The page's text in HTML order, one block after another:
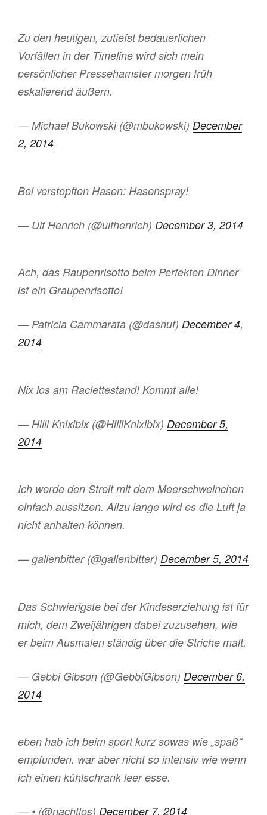
Zu den heutigen, zutiefst bedauerlichen
Vorfällen in der Timeline wird sich mein
persönlicher Pressehamster morgen früh
eskalierend äußern.
— Michael Bukowski (@mbukowski) December
2, 2014
Bei verstopften Hasen: Hasenspray!
— Ulf Henrich (@ulfhenrich) December 3, 2014
Ach, das Raupenrisotto beim Perfekten Dinner
ist ein Graupenrisotto!
— Patricia Cammarata (@dasnuf) December 4,
2014
Nix los am Raclettestand! Kommt alle!
— Hilli Knixibix (@HilliKnixibix) December 5,
2014
Ich werde den Streit mit dem Meerschweinchen
einfach aussitzen. Allzu lange wird es die Luft ja
nicht anhalten können.
— gallenbitter (@gallenbitter) December 5, 2014
Das Schwierigste bei der Kindeserziehung ist für
mich, dem Zweijährigen dabei zuzusehen, wie
er beim Ausmalen ständig über die Striche malt.
— Gebbi Gibson (@GebbiGibson) December 6,
2014
eben hab ich beim sport kurz sowas wie „spaß“
empfunden. war aber nicht so intensiv wie wenn
ich einen kühlschrank leer esse.
— • (@nachtlos) December 7, 2014